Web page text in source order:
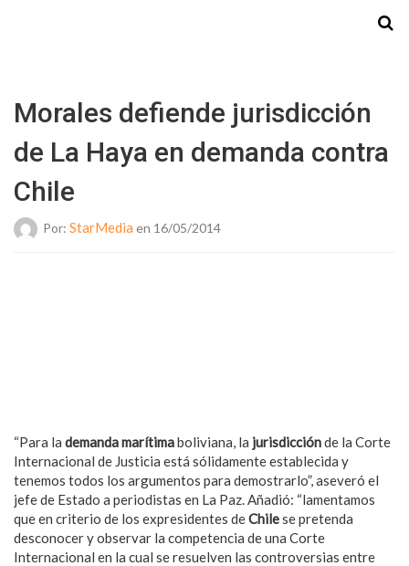
Morales defiende jurisdicción
de La Haya en demanda contra
Chile
Por: StarMedia en 16/05/2014
“Para la demanda marítimaboliviana, la jurisdicciónde la Corte
Internacional de Justicia está sólidamente establecida y
tenemos todos los argumentos para demostrarlo”, aseveró el
jefe de Estado a periodistas en La Paz. Añadió: “lamentamos
que en criterio de los expresidentes deChilese pretenda
desconocer y observar la competencia de una Corte
Internacional en la cual se resuelven las controversias entre